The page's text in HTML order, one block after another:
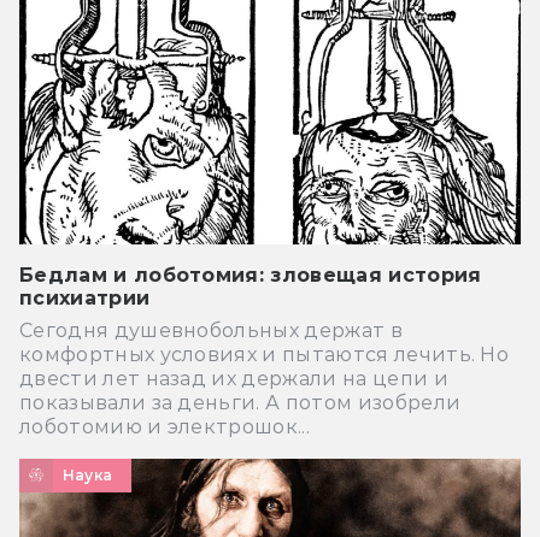
Бедлам и лоботомия: зловещая история
психиатрии
Сегодня душевнобольных держат в
комфортных условиях и пытаются лечить. Но
двести лет назад их держали на цепи и
показывали за деньги. А потом изобрели
лоботомию и электрошок...
Наука